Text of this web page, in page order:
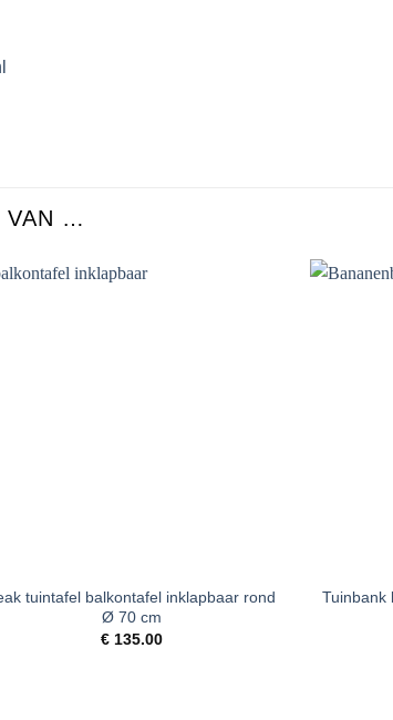
VAN …
tuintafel balkontafel inklapbaar rond
Ø 70 cm
€135.00
Tuinbank